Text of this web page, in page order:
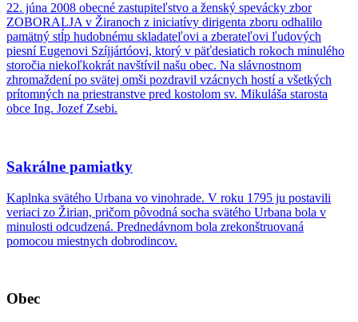
22. júna 2008 obecné zastupiteľstvo a ženský spevácky zbor
ZOBORALJA v Žiranoch z iniciatívy dirigenta zboru odhalilo
pamätný stĺp hudobnému skladateľovi a zberateľovi ľudových
piesní Eugenovi Szíjjártóovi, ktorý v päťdesiatich rokoch minulého
storočia niekoľkokrát navštívil našu obec. Na slávnostnom
zhromaždení po svätej omši pozdravil vzácnych hostí a všetkých
prítomných na priestranstve pred kostolom sv. Mikuláša starosta
obce Ing. Jozef Zsebi.
Sakrálne pamiatky
Kaplnka svätého Urbana vo vinohrade. V roku 1795 ju postavili
veriaci zo Žirian, pričom pôvodná socha svätého Urbana bola v
minulosti odcudzená. Prednedávnom bola zrekonštruovaná
pomocou miestnych dobrodincov.
Obec